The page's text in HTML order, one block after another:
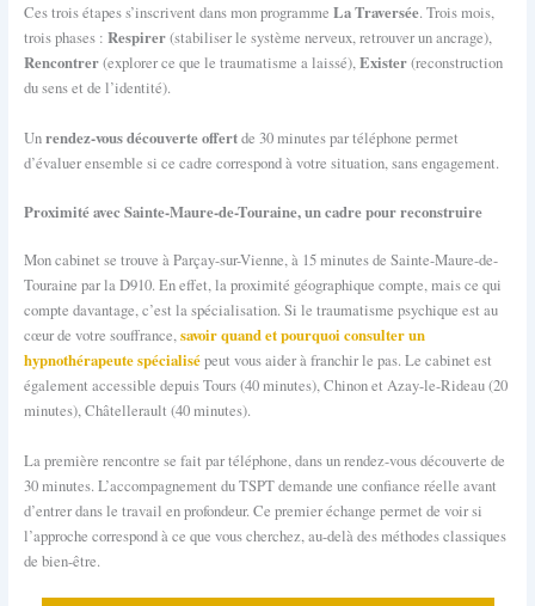
Ces trois étapes s’inscrivent dans mon programme La Traversée. Trois mois,
trois phases : Respirer(stabiliser le système nerveux, retrouver un ancrage),
Rencontrer(explorer ce que le traumatisme a laissé),Exister(reconstruction
du sens et de l’identité).
Unrendez-vous découverte offertde 30 minutes par téléphone permet
d’évaluer ensemble si ce cadre correspond à votre situation, sans engagement.
Proximité avec Sainte-Maure-de-Touraine, un cadre pour reconstruire
Mon cabinet se trouve à Parçay-sur-Vienne, à 15 minutes de Sainte-Maure-de-
Touraine par la D910. En effet, la proximité géographique compte, mais ce qui
compte davantage, c’est la spécialisation. Si le traumatisme psychique est au
cœur de votre souffrance,savoir quand et pourquoi consulter un
hypnothérapeute spécialisépeut vous aider à franchir le pas. Le cabinet est
également accessible depuis Tours (40 minutes), Chinon et Azay-le-Rideau (20
minutes), Châtellerault (40 minutes).
La première rencontre se fait par téléphone, dans un rendez-vous découverte de
30 minutes. L’accompagnement du TSPT demande une confiance réelle avant
d’entrer dans le travail en profondeur. Ce premier échange permet de voir si
l’approche correspond à ce que vous cherchez, au-delà des méthodes classiques
de bien-être.